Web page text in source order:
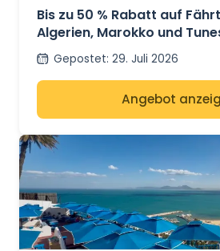
Bis zu 50 % Rabatt auf
Algerien, Marokko und
Gepostet: 29. Juli 2026
Angebot